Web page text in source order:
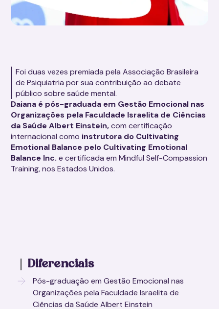
Daiana é pós-graduada em Gestão Emocional nas
Organizações pela Faculdade Israelita de Ciências
da Saúde Albert Einstein,com certificação
internacional como instrutora do Cultivating
Emotional Balance pelo Cultivating Emotional
Balance Inc. e certificada em Mindful Self-Compassion
Training, nos Estados Unidos.
Foi duas vezes premiada pela Associação Brasileira
de Psiquiatria por sua contribuição ao debate
público sobre saúde mental.
Diferenciais
Pós-graduação em Gestão Emocional nas
Organizações pela Faculdade Israelita de
Ciências da Saúde Albert Einstein